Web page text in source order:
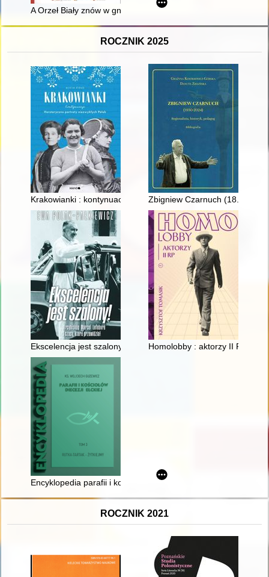
A Orzeł Biały znów w gnieździe swym gości" : walka o
ROCZNIK 2025
Krakowianki : kontynuacja : herstoryczne portrety niezwykłych
Zbigniew Czarnuch
Ekscelencja jest szalony! : arcybiskup Marcel Lefebvre i czasy,
Homolobby : aktorzy II RP
Encyklopedia parafii i kościołów diecezji ełckiej. T. 3,
ROCZNIK 2021